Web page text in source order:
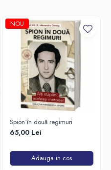
NOU
Spion în două regimuri
65,00 Lei
Adauga in cos